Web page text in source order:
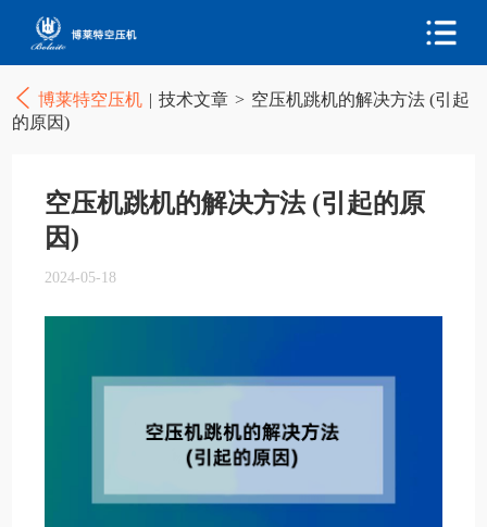
博莱特空压机 | 技术文章 > 空压机跳机的解决方法 (引起
的原因)
空压机跳机的解决方法 (引起的原
因)
2024-05-18